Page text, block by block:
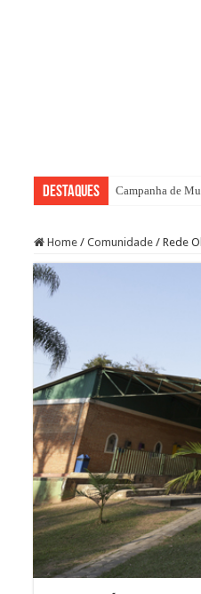
Destaques Campanha de
Home / Comunidade / Rede